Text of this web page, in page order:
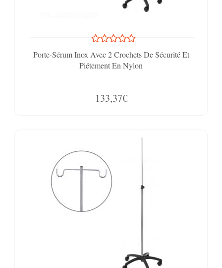
Porte-Sérum Inox Avec 2 Crochets De Sécurité Et
Piétement En Nylon
133,37€